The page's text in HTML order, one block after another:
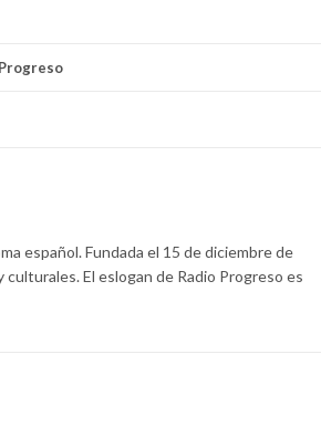
español. Fundada el 15 de diciembre de
El eslogan de Radio Progreso es